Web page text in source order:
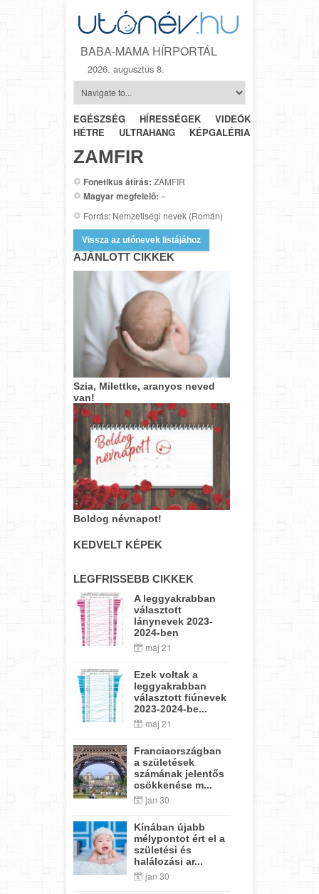
BABA-MAMA HÍRPORTÁL
2026. augusztus 8.
EGÉSZSÉG HÍRESSÉGEK VIDEÓK
HÉTRŐL-
HÉTRE
ULTRAHANG KÉPGALÉRIA
ZAMFIR
Fonetikus átírás: ZÁMFIR
Magyar megfelelő: –
Forrás: Nemzetiségi nevek (Román)
Vissza az utónevek listájához
AJÁNLOTT CIKKEK
Szia, Milettke, aranyos neved
van!
Boldog névnapot!
KEDVELT KÉPEK
LEGFRISSEBB CIKKEK
A leggyakrabban
választott
lánynevek 2023-
2024-ben
máj 21
Ezek voltak a
leggyakrabban
választott fiúnevek
2023-2024-be...
máj 21
Franciaországban
a születések
számának jelentős
csökkenése m...
jan 30
Kínában újabb
mélypontot ért el a
születési és
halálozási ar...
jan 30